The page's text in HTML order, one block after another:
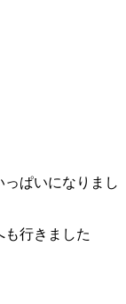
ぱいになりまし
行きました